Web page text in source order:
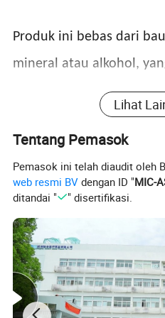
Produk ini bebas dari
mineral atau alkohol,
Nama Produk OEM Private
Spesifikasi 20 bola/kotak
OEM&ODM Tersedia
Waktu pengiriman Sekitar 1 hari
Komponen 100% asam
MOQ 100 kotak
Lihat
Tentang Pemasok
Pemasok ini telah diaudit oleh
web resmi BV dengan ID "MIC-
ditandai "
" disertifikasi.